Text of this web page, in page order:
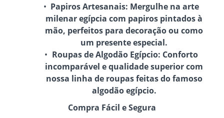
Papiros Artesanais: Mergulhe na arte
milenar egípcia com papiros pintados à
mão, perfeitos para decoração ou como
um presente especial.
Roupas de Algodão Egípcio: Conforto
incomparável e qualidade superior com
nossa linha de roupas feitas do famoso
algodão egípcio.
Compra Fácil e Segura